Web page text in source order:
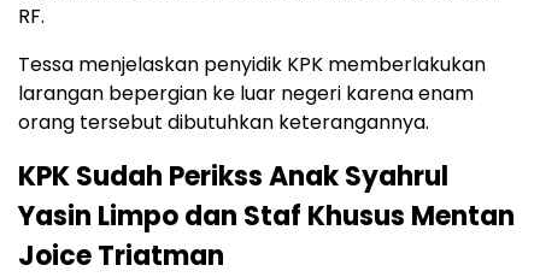
RF.
Tessa menjelaskan penyidik KPK memberlakukan
larangan bepergian ke luar negeri karena enam
orang tersebut dibutuhkan keterangannya.
KPK Sudah Perikss Anak Syahrul
Yasin Limpo dan Staf Khusus Mentan
Joice Triatman